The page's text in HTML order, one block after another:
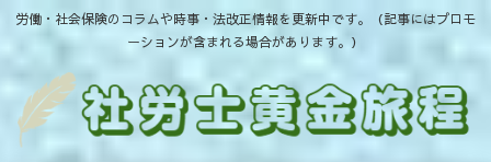
労働・社会保険のコラムや時事・法改正情報を更新中です。（記事にはプロモ
ーションが含まれる場合があります。）